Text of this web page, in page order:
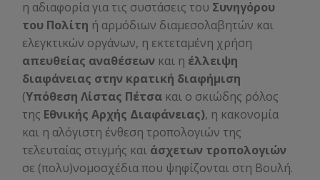
η αδιαφορία για τις συστάσεις του Συνηγόρου
του Πολίτη ή αρμόδιων διαμεσολαβητών και
ελεγκτικών οργάνων, η εκτεταμένη χρήση
απευθείας αναθέσεων και η έλλειψη
διαφάνειας στην κρατική διαφήμιση
(Υπόθεση Λίστας Πέτσα και ο σκιώδης ρόλος
της Εθνικής Αρχής Διαφάνειας), η κακονομία
και η αλόγιστη ένθεση τροπολογιών της
τελευταίας στιγμής και άσχετων τροπολογιών
σε (πολυ)νομοσχέδια που ψηφίζονται στη Βουλή.